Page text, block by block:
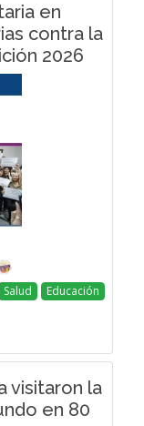
en
contra la
2026
Salud Educación
visitaron la
en 80